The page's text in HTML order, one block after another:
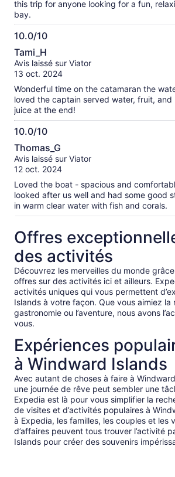
this trip for anyone looking for a fun,
bay.
10.0/10
10.0
sur
10
Tami_H
Avis laissé sur Viator
13 oct. 2024
Wonderful time on the catamaran the
loved the captain served water, fruit, and
juice at the end!
10.0/10
10.0
sur
10
Thomas_G
Avis laissé sur Viator
12 oct. 2024
Loved the boat - spacious and
looked after us well and had some good
in warm clear water with fish and corals.
Offres
des activités
Découvrez les merveilles du monde
offres sur des activités ici et ailleurs.
activités uniques qui vous permettent
Islands à votre façon. Que vous aimiez la
gastronomie ou l’aventure, nous avons
vous.
Expériences
à Windward Islands
Avec autant de choses à faire à
une journée de rêve peut sembler une
Expedia est là pour vous simplifier la
de visites et d’activités populaires à
à Expedia, les familles, les couples et les
d’affaires peuvent tous trouver l’activité
Islands pour créer des souvenirs